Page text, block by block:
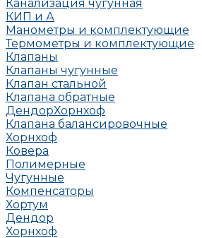
Канализация чугунная
КИП и А
Манометры и комплектующие
Термометры и комплектующие
Клапаны
Клапаны чугунные
Клапан стальной
Клапана обратные
ДендорХорнхоф
Клапана балансировочные
Хорнхоф
Ковера
Полимерные
Чугунные
Компенсаторы
Хортум
Дендор
Хорнхоф